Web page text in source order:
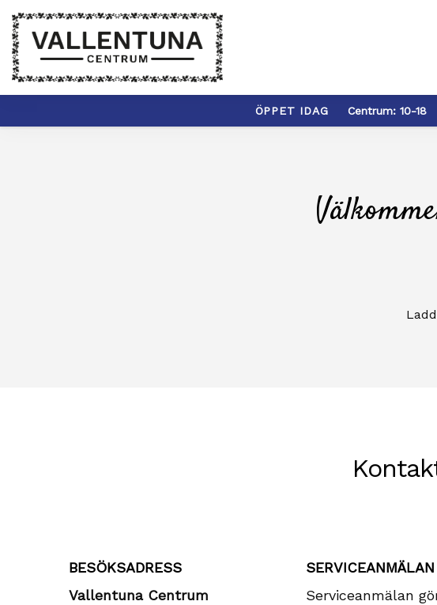
ÖPPET IDAG Centrum: 10-18
BESÖKSADRESS
Vallentuna Centrum
SERVICEANMÄLAN
Serviceanmälan